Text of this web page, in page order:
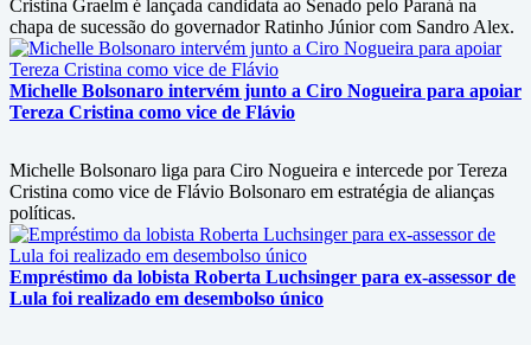
Cristina Graelm é lançada candidata ao Senado pelo Paraná na
chapa de sucessão do governador Ratinho Júnior com Sandro Alex.
Michelle Bolsonaro intervém junto a Ciro Nogueira para apoiar
Tereza Cristina como vice de Flávio
Michelle Bolsonaro liga para Ciro Nogueira e intercede por Tereza
Cristina como vice de Flávio Bolsonaro em estratégia de alianças
políticas.
Empréstimo da lobista Roberta Luchsinger para ex-assessor de
Lula foi realizado em desembolso único